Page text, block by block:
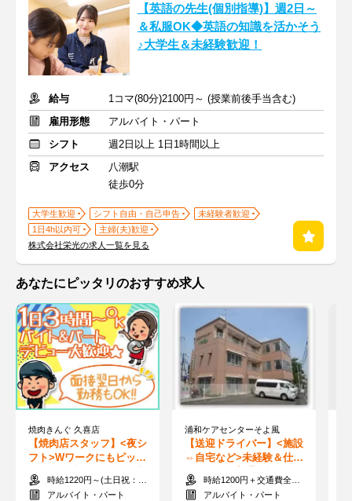
【英語の先生(個別指導)】週2日～
＆私服OK◆英語の知識を活かそう
♪大学生＆未経験歓迎！
給与
1コマ(80分)2100円～ (授業前後手当含む)
雇用形態
アルバイト・パート
シフト
週2日以上 1日1時間以上
アクセス
八潮駅
徒歩0分
大学生歓迎 シフト自由・自己申告
未経験者歓迎
1日4h以内可
主婦(夫)歓迎
株式会社栄光の求人一覧を見る
あなたにピッタリのおすすめ求人
焼肉きんぐ 久喜店
【焼肉店スタッフ】<夜シ
フト>Wワークにもピッタ
リ♪"1日2時間～"シフト申
告制★未経験OK
時給1220円～(土日祝：時給+50円)
アルバイト・パート
浦和ケアセンターそよ風
【送迎ドライバー】<施設
⇔自宅など>未経験＆仕事
復帰にも！普通免許(AT限
定可)でOK♪
時給1200円＋交通費全額支給
アルバイト・パート